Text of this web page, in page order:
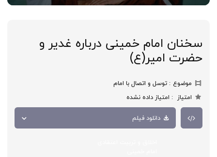
سخنان امام خمینی درباره غدیر و
حضرت امیر(ع)
موضوع
توسل و اتصال با امام
امتیاز
امتیاز داده نشده
دانلود فیلم